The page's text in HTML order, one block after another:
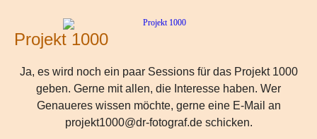
Projekt 1000
Ja, es wird noch ein paar Sessions für das Projekt 1000
geben. Gerne mit allen, die Interesse haben. Wer
Genaueres wissen möchte, gerne eine E-Mail an
projekt1000@dr-fotograf.de schicken.